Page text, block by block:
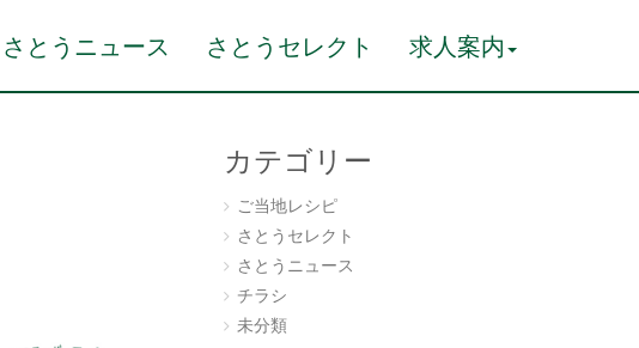
さとうニュース さとうセレクト 求人案内
カテゴリー
ご当地レシピ
さとうセレクト
さとうニュース
チラシ
未分類